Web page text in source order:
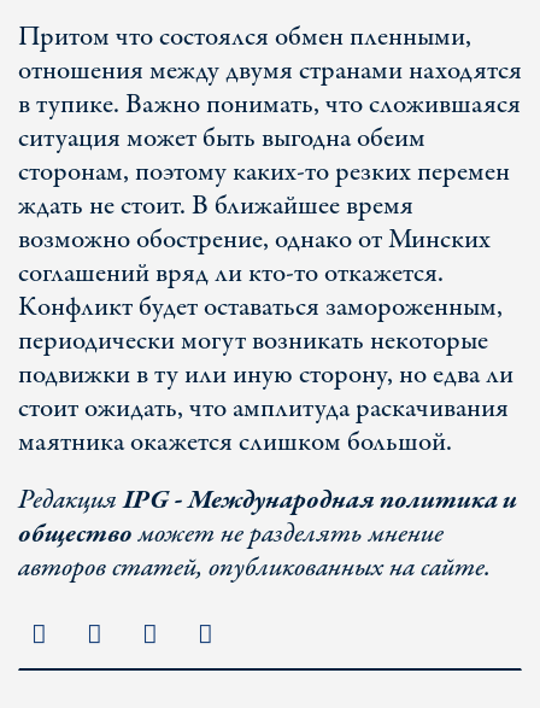
Притом что состоялся обмен пленными,
отношения между двумя странами находятся
в тупике. Важно понимать, что сложившаяся
ситуация может быть выгодна обеим
сторонам, поэтому каких-то резких перемен
ждать не стоит. В ближайшее время
возможно обострение, однако от Минских
соглашений вряд ли кто-то откажется.
Конфликт будет оставаться замороженным,
периодически могут возникать некоторые
подвижки в ту или иную сторону, но едва ли
стоит ожидать, что амплитуда раскачивания
маятника окажется слишком большой.
РедакцияIPG - Международная политика и
обществоможет не разделять мнение
авторов статей, опубликованных на сайте.